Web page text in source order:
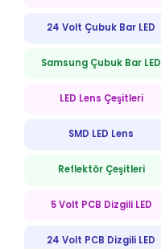
24 Volt Çubuk Bar LED
Samsung Çubuk Bar LED
LED Lens Çeşitleri
SMD LED Lens
Reflektör Çeşitleri
5 Volt PCB Dizgili LED
24 Volt PCB Dizgili LED